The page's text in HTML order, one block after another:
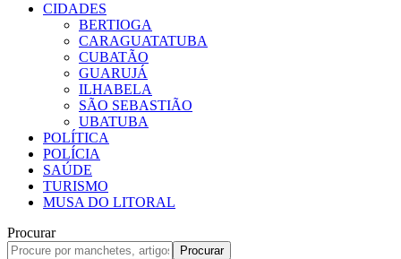
CIDADES
BERTIOGA
CARAGUATATUBA
CUBATÃO
GUARUJÁ
ILHABELA
SÃO SEBASTIÃO
UBATUBA
POLÍTICA
POLÍCIA
SAÚDE
TURISMO
MUSA DO LITORAL
Procurar